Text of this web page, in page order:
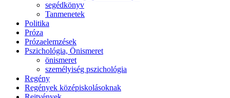
segédkönyv
Tanmenetek
Politika
Próza
Prózaelemzések
Pszichológia, Önismeret
önismeret
személyiség pszichológia
Regény
Regények középiskolásoknak